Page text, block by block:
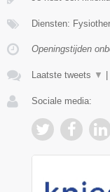
Diensten:
Openingstijden
Laatste tweets ▼ |
Sociale media: